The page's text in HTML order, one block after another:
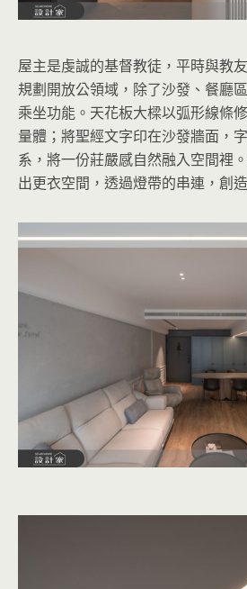
屋主是虔誠的基督教徒，平時與教
規劃開放公領域，除了沙發、餐廳
乘坐功能。天花板大樑以弧形線條
量體；將聖經文字印在沙發牆面，
系，將一份莊嚴感自然融入空間裡
出更衣空間，透過燈帶的串連，創